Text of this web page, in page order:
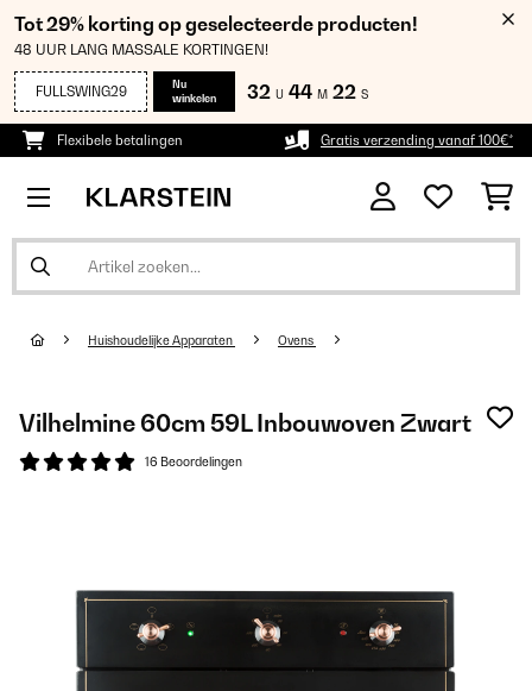
Tot 29% korting op geselecteerde producten!
48 UUR LANG MASSALE KORTINGEN!
FULLSWING29
Nu
winkelen
32 U 44 M 21 S
Flexibele betalingen Gratis verzending vanaf 100€*
Huishoudelijke Apparaten Ovens
Vilhelmine 60cm 59L Inbouwoven Zwart
16 Beoordelingen